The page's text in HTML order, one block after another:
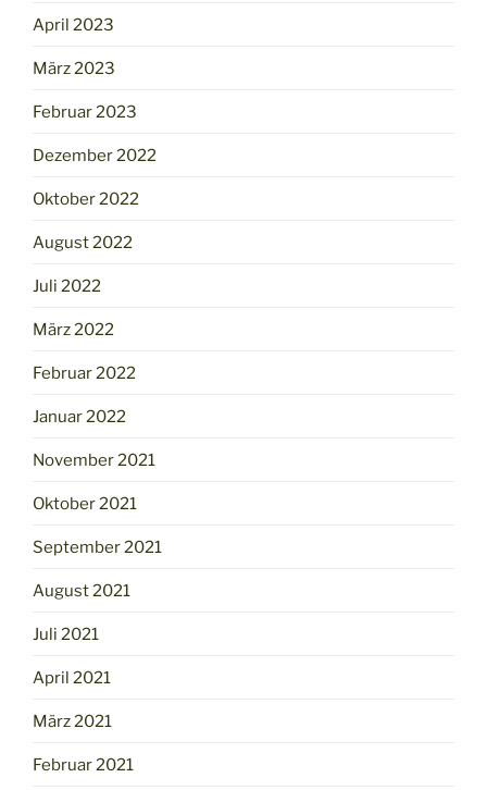
April 2023
März 2023
Februar 2023
Dezember 2022
Oktober 2022
August 2022
Juli 2022
März 2022
Februar 2022
Januar 2022
November 2021
Oktober 2021
September 2021
August 2021
Juli 2021
April 2021
März 2021
Februar 2021